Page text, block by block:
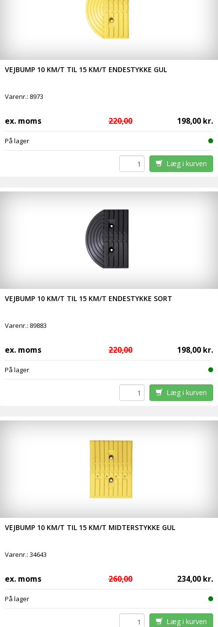
VEJBUMP 10 KM/T TIL 15 KM/T ENDESTYKKE GUL
Varenr.: 8973
ex. moms 220,00 198,00 kr.
På lager
Læg i kurven
VEJBUMP 10 KM/T TIL 15 KM/T ENDESTYKKE SORT
Varenr.: 89883
ex. moms 220,00 198,00 kr.
På lager
Læg i kurven
VEJBUMP 10 KM/T TIL 15 KM/T MIDTERSTYKKE GUL
Varenr.: 34643
ex. moms 260,00 234,00 kr.
På lager
Læg i kurven